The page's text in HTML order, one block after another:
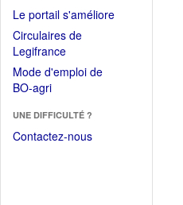
Le portail s'améliore(Fichier
Circulaires de
Legifrance(Ouvrir
dans
une
fenêtre)
Mode d'emploi de
BO-agri(Ouvrir
une
nouvelle
UNE DIFFICULTÉ ?
Contactez-nous